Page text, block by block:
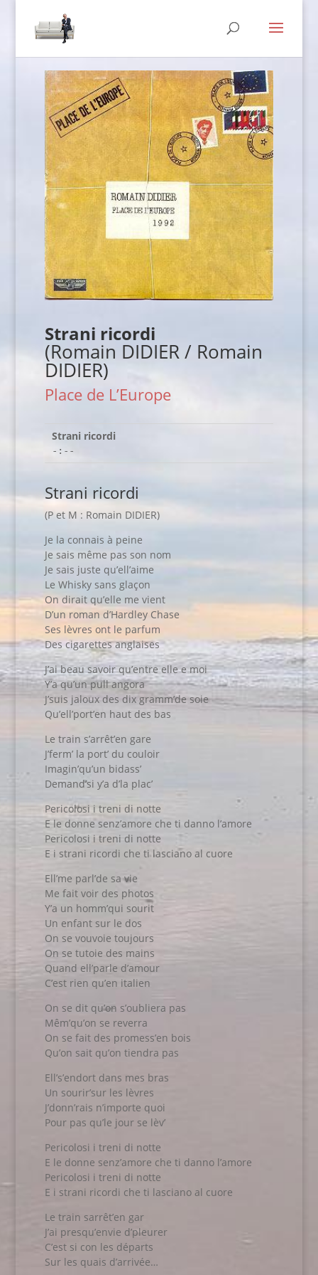
Strani ricordi
(Romain DIDIER / Romain
DIDIER)
Place de L’Europe
Strani ricordi
-:--
Strani ricordi
(P et M : Romain DIDIER)
Je la connais à peine
Je sais même pas son nom
Je sais juste qu’ell’aime
Le Whisky sans glaçon
On dirait qu’elle me vient
D’un roman d’Hardley Chase
Ses lèvres ont le parfum
Des cigarettes anglaises
J’ai beau savoir qu’entre elle e moi
Y’a qu’un pull angora
J’suis jaloux des dix gramm’de soie
Qu’ell’port’en haut des bas
Le train s’arrêt’en gare
J’ferm’ la port’ du couloir
Imagin’qu’un bidass’
Demand’si y’a d’la plac’
Pericolosi i treni di notte
E le donne senz’amore che ti danno l’amore
Pericolosi i treni di notte
E i strani ricordi che ti lasciano al cuore
Ell’me parl’de sa vie
Me fait voir des photos
Y’a un homm’qui sourit
Un enfant sur le dos
On se vouvoie toujours
On se tutoie des mains
Quand ell’parle d’amour
C’est rien qu’en italien
On se dit qu’on s’oubliera pas
Mêm’qu’on se reverra
On se fait des promess’en bois
Qu’on sait qu’on tiendra pas
Ell’s’endort dans mes bras
Un sourir’sur les lèvres
J’donn’rais n’importe quoi
Pour pas qu’le jour se lèv’
Pericolosi i treni di notte
E le donne senz’amore che ti danno l’amore
Pericolosi i treni di notte
E i strani ricordi che ti lasciano al cuore
Le train sarrêt’en gar
J’ai presqu’envie d’pleurer
C’est si con les départs
Sur les quais d’arrivée…